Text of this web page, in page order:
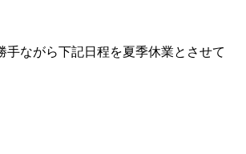
手ながら下記日程を夏季休業とさせて